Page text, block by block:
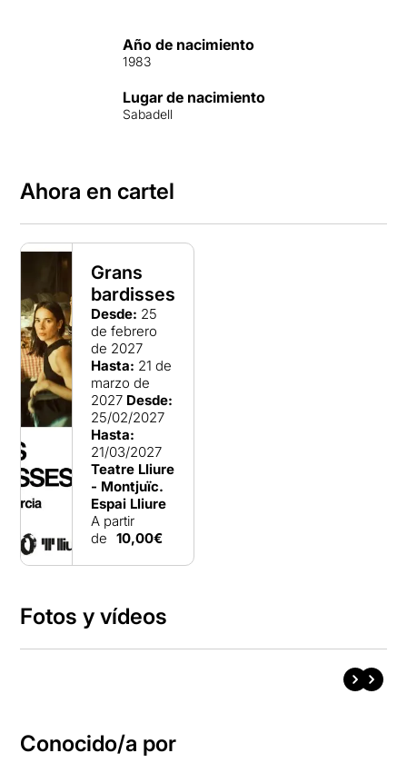
Año de nacimiento
1983
Lugar de nacimiento
Sabadell
Ahora en cartel
Grans
bardisses
Desde: 25
de febrero
de 2027
Hasta: 21 de
marzo de
2027 Desde:
25/02/2027
Hasta:
21/03/2027
Teatre Lliure
- Montjuïc.
Espai Lliure
A partir
de 10,00€
Fotos y vídeos
Conocido/a por